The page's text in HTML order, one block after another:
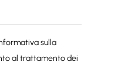
sulla
al trattamento dei